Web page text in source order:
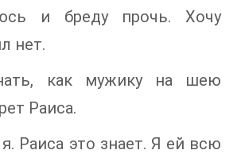
и бреду прочь. Хочу
нет.
как мужику на шею
Раиса.
Раиса это знает. Я ей всю